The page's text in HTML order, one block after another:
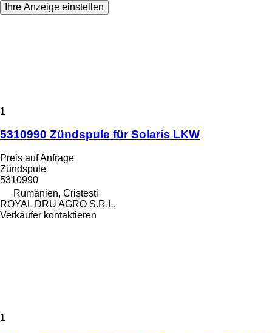
Ihre Anzeige einstellen
1
5310990 Zündspule für Solaris LKW
Preis auf Anfrage
Zündspule
5310990
Rumänien, Cristesti
ROYAL DRU AGRO S.R.L.
Verkäufer kontaktieren
1